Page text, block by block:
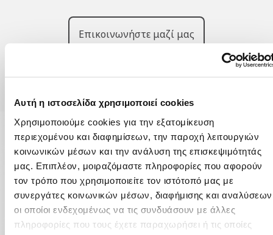
Αυτή η ιστοσελίδα χρησιμοποιεί cookies
Χρησιμοποιούμε cookies για την εξατομίκευση
περιεχομένου και διαφημίσεων, την παροχή λειτουργιών
κοινωνικών μέσων και την ανάλυση της επισκεψιμότητάς
μας. Επιπλέον, μοιραζόμαστε πληροφορίες που αφορούν
τον τρόπο που χρησιμοποιείτε τον ιστότοπό μας με
συνεργάτες κοινωνικών μέσων, διαφήμισης και
οι οποίοι ενδεχομένως να τις συνδυάσουν με άλλες
πληροφορίες που τους έχετε παραχωρήσει ή τις οποίες
Επικοινωνήστε μαζί μας